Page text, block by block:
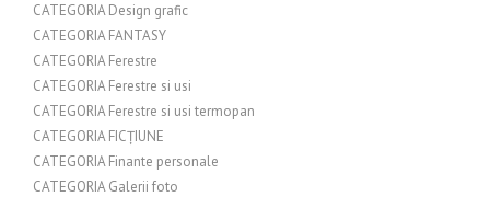
CATEGORIA Design grafic
CATEGORIA FANTASY
CATEGORIA Ferestre
CATEGORIA Ferestre si usi
CATEGORIA Ferestre si usi termopan
CATEGORIA FICȚIUNE
CATEGORIA Finante personale
CATEGORIA Galerii foto